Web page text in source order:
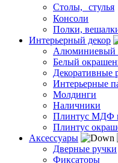
Столы, стулья
Консоли
Полки,
Интерьерный декор
Алюминиевый
Белый
Декоративные
Интерьерные
Молдинги
Наличники
Плинтус МДФ
Плинтус
Аксессуары
Дверные ручки
Фиксаторы